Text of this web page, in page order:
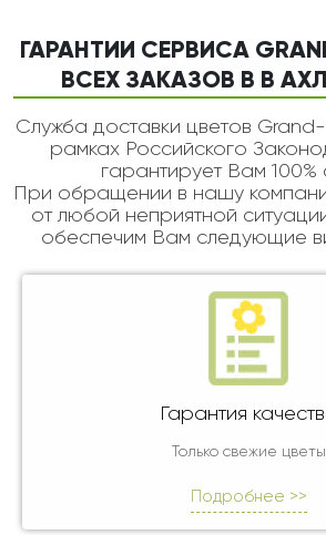
ГАРАНТИИ СЕРВИСА
ВСЕХ ЗАКАЗОВ В В
Служба доставки цветов
рамках Российского
гарантирует Вам 100%
При обращении в нашу
от любой неприятной
обеспечим Вам следующие
Гарантия
Только свежие цветы
Подробнее >>